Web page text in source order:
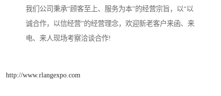
我们公司秉承“顾客至上、服务为本”的经营宗旨，以“以
诚合作，以信经营”的经营理念，欢迎新老客户来函、来
电、来人现场考察洽谈合作!
http://www.rlangexpo.com